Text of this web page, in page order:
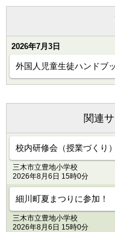
2026年7月3日
外国人児童生徒ハンドブ
関連
校内研修会（授業づくり）
三木市立豊地小学校
2026年8月6日 15時0分
細川町夏まつりに参加！
三木市立豊地小学校
2026年8月6日 15時0分